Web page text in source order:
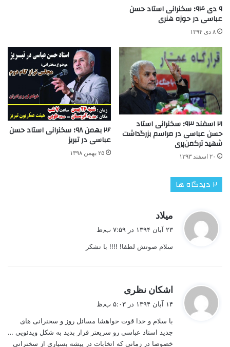
۹ دی ۹۴؛ سخنرانی استاد حسن
عباسی در حوزه هنری
۸ دی ۱۳۹۴
۲۱ اسفند ۹۳؛ سخنرانی استاد
حسن عباسی در مراسم بزرگداشت
شهيد ترکمن‌پری
۲۰ اسفند ۱۳۹۳
۲۶ بهمن ۹۸؛ سخنرانی استاد حسن
عباسی در تبریز
۲۵ بهمن ۱۳۹۸
‫۲ دیدگاه ها
میلاد
:
۲۳ آبان ۱۳۹۴ در ۷:۵۹ ب٫ظ
سلام صوتش لطفا! !!!! با تشکر
اشکان نظری
:
۱۴ آبان ۱۳۹۴ در ۵:۰۳ ب٫ظ
با سلام و خدا قوت خواهشا مسائل روز و سخنرانی های
جدید استاد عباسی رو سریعتر قرار بدید به شکل ویدئویی …
خصوصا در زمانی که اتخابات در پیشه بسیاری از سخنرانی